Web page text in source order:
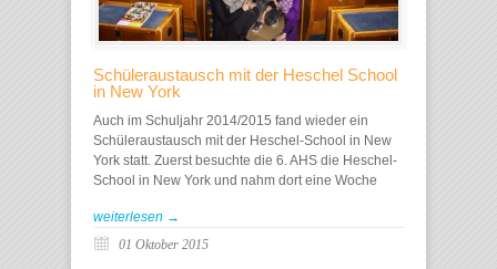
Schüleraustausch mit der Heschel School
in New York
Auch im Schuljahr 2014/2015 fand wieder ein
Schüleraustausch mit der Heschel-School in New
York statt. Zuerst besuchte die 6. AHS die Heschel-
School in New York und nahm dort eine Woche
weiterlesen →
01 Oktober 2015